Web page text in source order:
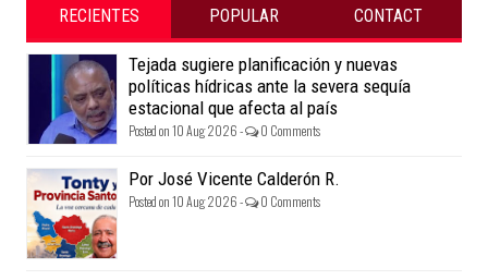
RECIENTES POPULAR CONTACT
Tejada sugiere planificación y nuevas
políticas hídricas ante la severa sequía
estacional que afecta al país
Posted on 10 Aug 2026 - 0 Comments
Por José Vicente Calderón R.
Posted on 10 Aug 2026 - 0 Comments